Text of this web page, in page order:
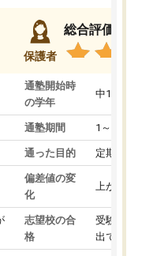
保護者
総合評価
通塾開始時
の学年
中1
通塾期間 1～3ヵ月
通った目的 定期テス
偏差値の変
化
上がった
志望校の合
格
受験して
出ていな